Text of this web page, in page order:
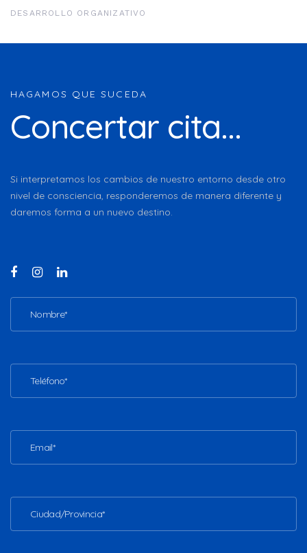
DESARROLLO ORGANIZATIVO
HAGAMOS QUE SUCEDA
Concertar cita...
Si interpretamos los cambios de nuestro entorno desde otro
nivel de consciencia, responderemos de manera diferente y
daremos forma a un nuevo destino.